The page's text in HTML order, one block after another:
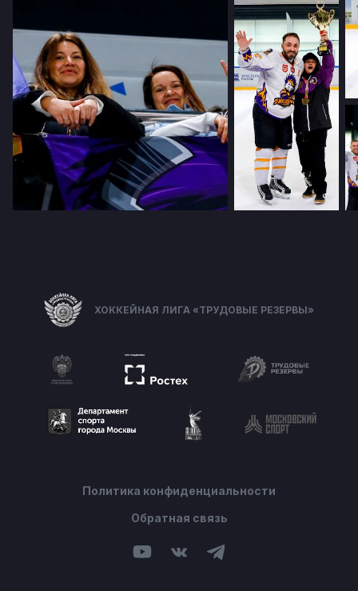
ХОККЕЙНАЯ ЛИГА «ТРУДОВЫЕ РЕЗЕРВЫ»
Политика конфиденциальности
Обратная связь